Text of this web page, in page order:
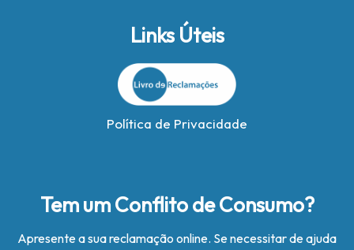
Links Úteis
Política de Privacidade
Tem um Conflito de Consumo?
Apresente a sua reclamação online. Se necessitar de ajuda